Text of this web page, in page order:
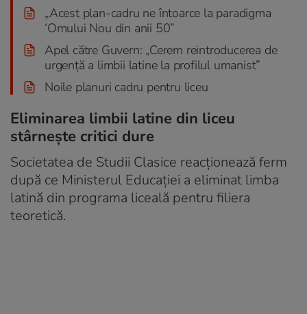
„Acest plan-cadru ne întoarce la paradigma
‘Omului Nou din anii 50”
Apel către Guvern: „Cerem reintroducerea de
urgență a limbii latine la profilul umanist”
Noile planuri cadru pentru liceu
Eliminarea limbii latine din liceu
stârnește critici dure
Societatea de Studii Clasice reacționează ferm
după ce Ministerul Educației a eliminat limba
latină din programa liceală pentru filiera
teoretică.